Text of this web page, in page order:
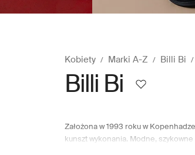
Kobiety Marki A-Z Billi Bi
Billi Bi
Założona w 1993 roku w
kunszt wykonania. Modne,